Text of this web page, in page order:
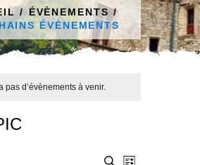
ÉVÈNEMENTS
ÉVÈNEMENTS
a pas d’évènements à venir.
RECHERCHE